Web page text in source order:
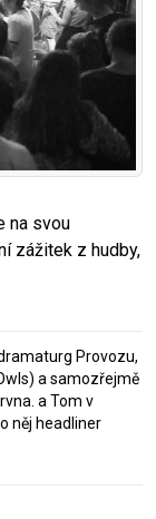
na svou
zážitek z hudby,
Provozu,
a samozřejmě
a Tom v
něj headliner